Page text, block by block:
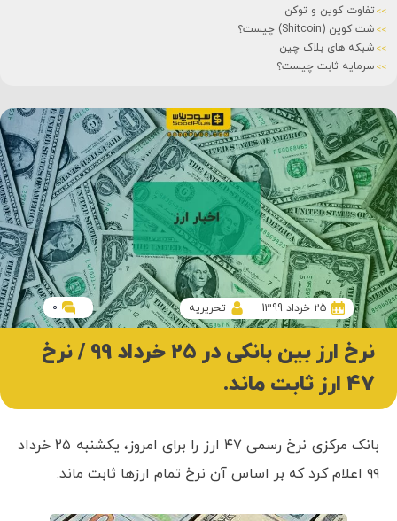
تفاوت کوین و توکن
شت کوین (Shitcoin) چیست؟
شبکه های بلاک چین
سرمایه ثابت چیست؟
نرخ ارز بین بانکی در 25 خرداد 99 / نرخ
47 ارز ثابت ماند.
25 خرداد 1399 تحریریه 0
بانک مرکزی نرخ رسمی ۴۷ ارز را برای امروز، یکشنبه ۲۵ خرداد
۹۹ اعلام کرد که بر اساس آن نرخ تمام ارزها ثابت ماند.